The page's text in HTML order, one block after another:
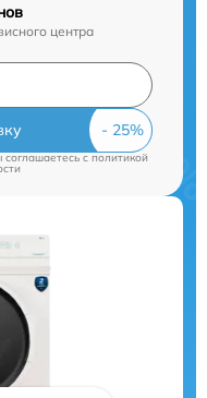
центра
соглашаетесь cполитикой